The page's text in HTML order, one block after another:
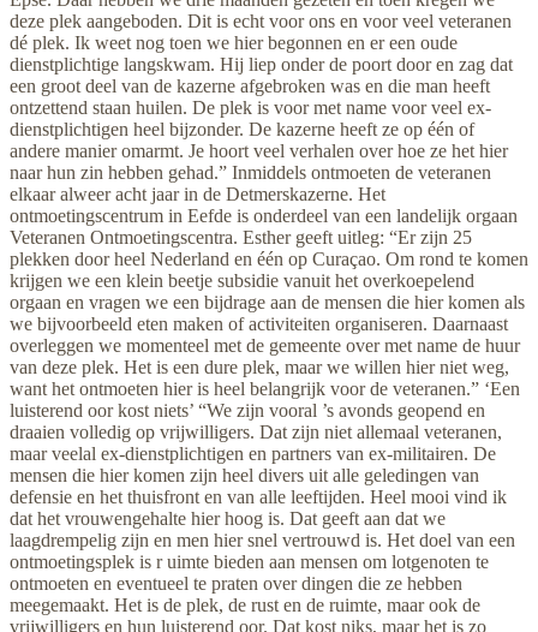
deze plek aangeboden. Dit is echt voor ons en voor veel veteranen
dé plek. Ik weet nog toen we hier begonnen en er een oude
dienstplichtige langskwam. Hij liep onder de poort door en zag dat
een groot deel van de kazerne afgebroken was en die man heeft
ontzettend staan huilen. De plek is voor met name voor veel ex-
dienstplichtigen heel bijzonder. De kazerne heeft ze op één of
andere manier omarmt. Je hoort veel verhalen over hoe ze het hier
naar hun zin hebben gehad.” Inmiddels ontmoeten de veteranen
elkaar alweer acht jaar in de Detmerskazerne. Het
ontmoetingscentrum in Eefde is onderdeel van een landelijk orgaan
Veteranen Ontmoetingscentra. Esther geeft uitleg: “Er zijn 25
plekken door heel Nederland en één op Curaçao. Om rond te komen
krijgen we een klein beetje subsidie vanuit het overkoepelend
orgaan en vragen we een bijdrage aan de mensen die hier komen als
we bijvoorbeeld eten maken of activiteiten organiseren. Daarnaast
overleggen we momenteel met de gemeente over met name de huur
van deze plek. Het is een dure plek, maar we willen hier niet weg,
want het ontmoeten hier is heel belangrijk voor de veteranen.” ‘Een
luisterend oor kost niets’ “We zijn vooral ’s avonds geopend en
draaien volledig op vrijwilligers. Dat zijn niet allemaal veteranen,
maar veelal ex-dienstplichtigen en partners van ex-militairen. De
mensen die hier komen zijn heel divers uit alle geledingen van
defensie en het thuisfront en van alle leeftijden. Heel mooi vind ik
dat het vrouwengehalte hier hoog is. Dat geeft aan dat we
laagdrempelig zijn en men hier snel vertrouwd is. Het doel van een
ontmoetingsplek is r uimte bieden aan mensen om lotgenoten te
ontmoeten en eventueel te praten over dingen die ze hebben
meegemaakt. Het is de plek, de rust en de ruimte, maar ook de
vrijwilligers en hun luisterend oor. Dat kost niks, maar het is zo